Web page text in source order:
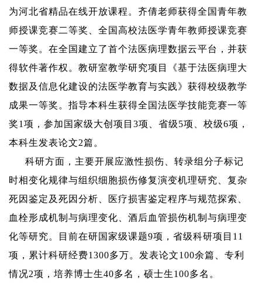
为河北省精品在线开放课程。 齐倩老师获得全国青年教
师授课竞赛二等奖、全国高校法医学青年教师授课竞赛
一等奖。在全国建立了首个法医病理数据云平台，并获
得软件著作权。教研室教学研究项目《基于法医病理大
数据及信息化建设的法医学教育与实践》获得校级教学
成果一等奖。指导本科生获得全国法医学技能竞赛一等
奖1 项， 参加国家级大创项目 3项、省级5项、校级6项，
本科生发表论文2篇。
科研方面，主要开展应激性损伤、转录组分子标记
时相变化规律与组织细胞损伤修复演变机理研究
复杂
死因鉴定及死因分析、医疗损害鉴定程序与规范探索、
血栓形成机制与病理变化、酒后血管损伤机制与病理变
化等研究 。目前在研国家级课题9项，省级科研项目 11
项，累计科研经费1300多万。发表论文100余篇
、专利
情况2项 ，培养博士生40多名，硕士生1 00多名。